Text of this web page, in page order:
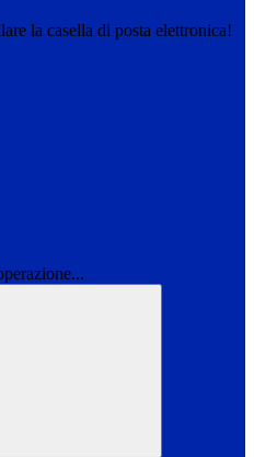
la casella di posta elettronica!